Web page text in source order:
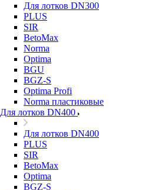
Для лотков DN300
PLUS
SIR
BetoMax
Norma
Optima
BGU
BGZ-S
Optima Profi
Norma пластиковые
Для лотков DN400
Для лотков DN400
PLUS
SIR
BetoMax
Optima
BGZ-S